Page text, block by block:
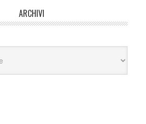
ARCHIVI